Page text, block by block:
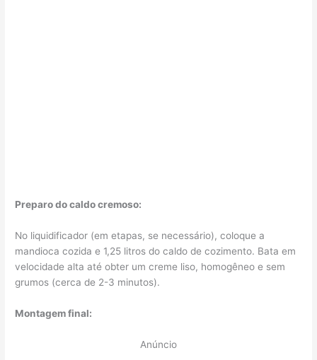
Preparo do caldo cremoso:
No liquidificador (em etapas, se necessário), coloque a
mandioca cozida e 1,25 litros do caldo de cozimento. Bata em
velocidade alta até obter um creme liso, homogêneo e sem
grumos (cerca de 2-3 minutos).
Montagem final:
Anúncio